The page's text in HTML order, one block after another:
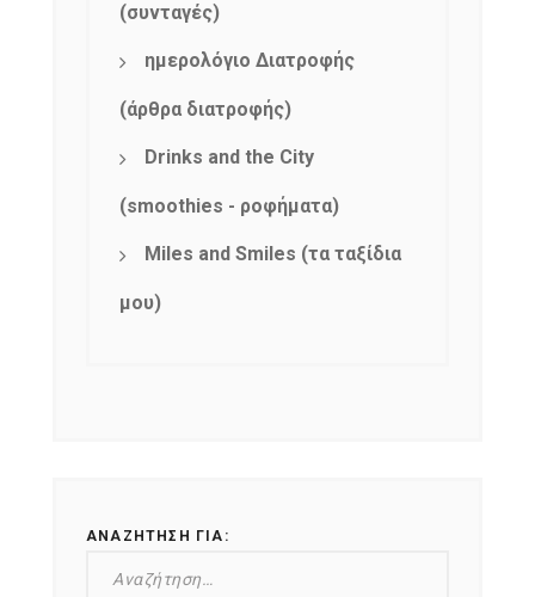
(συνταγές)
ημερολόγιο Διατροφής
(άρθρα διατροφής)
Drinks and the City
(smoothies - ροφήματα)
Miles and Smiles (τα ταξίδια
μου)
ΑΝΑΖΉΤΗΣΗ ΓΙΑ: